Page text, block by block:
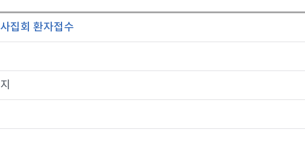
집회 환자접수